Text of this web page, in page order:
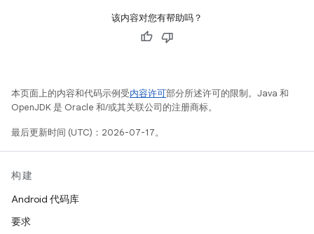
该内容对您有帮助吗？
本页面上的内容和代码示例受内容许可部分所述许可的限制。Java 和
OpenJDK 是 Oracle 和/或其关联公司的注册商标。
最后更新时间 (UTC)：2026-07-17。
构建
Android 代码库
要求